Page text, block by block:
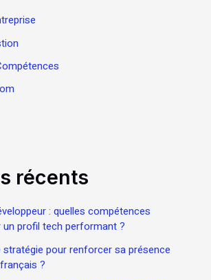
récents
: quelles compétences
un profil tech performant ?
stratégie pour renforcer sa présence
?